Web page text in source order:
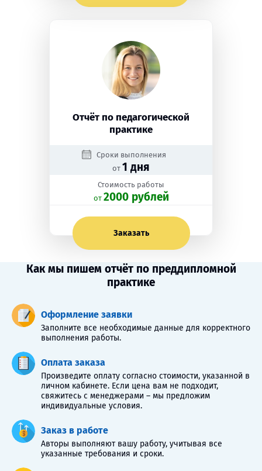
Отчёт по педагогической
практике
Сроки выполнения
от 1 дня
Стоимость работы
oт 2000 рублей
Заказать
Как мы пишем отчёт по преддипломной
практике
Оформление заявки
Заполните все необходимые данные для корректного
выполнения работы.
Оплата заказа
Произведите оплату согласно стоимости, указанной в
личном кабинете. Если цена вам не подходит,
свяжитесь с менеджерами – мы предложим
индивидуальные условия.
Заказ в работе
Авторы выполняют вашу работу, учитывая все
указанные требования и сроки.